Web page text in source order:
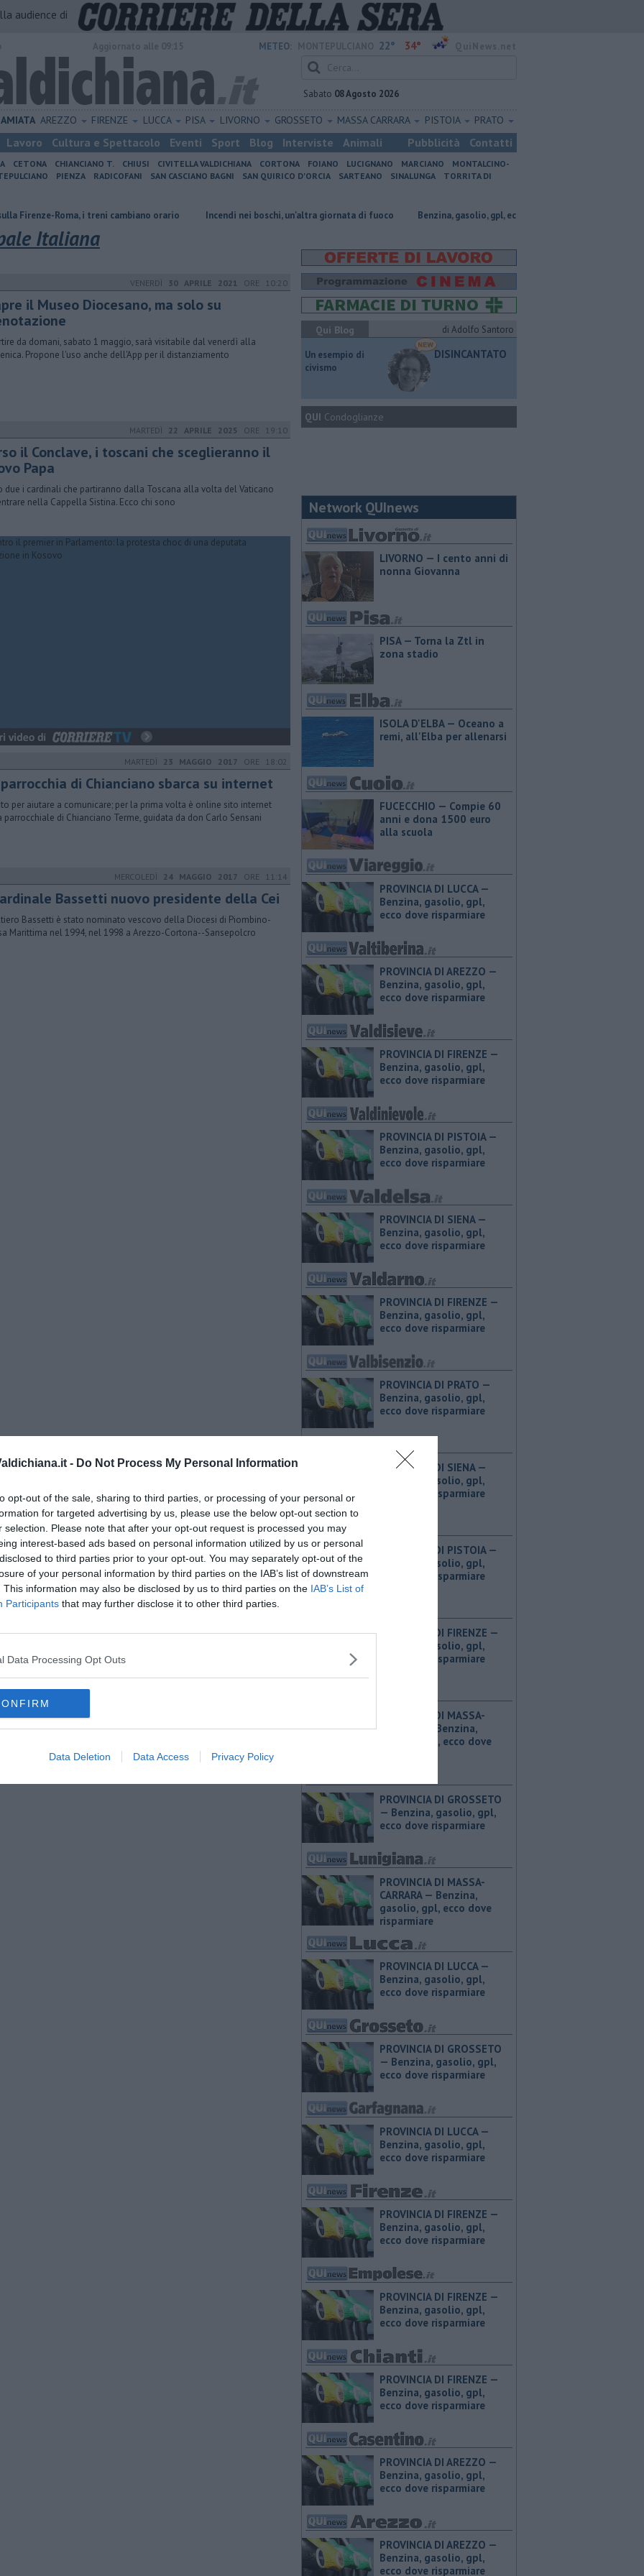
- Do Not Process My Personal Information
opt-out of the sale, sharing to third parties, or processing of your personal or
for targeted advertising by us, please use the below opt-out section to
selection. Please note that after your opt-out request is processed you may
interest-based ads based on personal information utilized by us or personal
to third parties prior to your opt-out. You may separately opt-out of the
of your personal information by third parties on the IAB’s list of downstream
This information may also be disclosed by us to third parties on the IAB’s List of
Participants that may further disclose it to other third parties.
Data Processing Opt Outs
Data Deletion Data Access Privacy Policy
audience di
METEO: 22° 34°
Sabato 08 Agosto 2026
AMIATA AREZZO FIRENZE LUCCA PISA LIVORNO GROSSETO MASSA CARRARA PISTOIA PRATO
Lavoro Cultura e Spettacolo Eventi Sport Blog Interviste Animali Pubblicità Contatti
CETONA CHIANCIANO T. CHIUSI CIVITELLA VALDICHIANA CORTONA FOIANO LUCIGNANO MARCIANO
MONTALCINO-
PIENZA RADICOFANI SAN CASCIANO BAGNI SAN QUIRICO D'ORCIA SARTEANO SINALUNGA
TORRITA DI
i treni cambiano orario Incendi nei boschi, un'altra giornata di fuoco ​Benzina, gasolio, gpl, ecco dove risparmiare
Italiana
VENERDÌ 30 APRILE 2021 ORE 10:20
il Museo Diocesano, ma solo su
da domani, sabato 1 maggio, sarà visitabile dal venerdì alla
Propone l'uso anche dell'App per il distanziamento
MARTEDÌ 22 APRILE 2025 ORE 19:10
il Conclave, i toscani che sceglieranno il
Papa
due i cardinali che partiranno dalla Toscana alla volta del Vaticano
nella Cappella Sistina. Ecco chi sono
MARTEDÌ 23 MAGGIO 2017 ORE 18:02
di Chianciano sbarca su internet
per aiutare a comunicare; per la prima volta è online sito internet
parrocchiale di Chianciano Terme, guidata da don Carlo Sensani
MERCOLEDÌ 24 MAGGIO 2017 ORE 11:14
Bassetti nuovo presidente della Cei
Bassetti è stato nominato vescovo della Diocesi di Piombino-
Marittima nel 1994, nel 1998 a Arezzo-Cortona--Sansepolcro
Qui Blog di Adolfo Santoro
​Un esempio di
civismo
DISINCANTATO
QUI Condoglianze
Network QUInews
LIVORNO — I cento anni di
nonna Giovanna
PISA — Torna la Ztl in
zona stadio
ISOLA D'ELBA — Oceano a
remi, all'Elba per allenarsi
FUCECCHIO — Compie 60
anni e dona 1500 euro
alla scuola
PROVINCIA DI LUCCA — ​
Benzina, gasolio, gpl,
ecco dove risparmiare
PROVINCIA DI AREZZO — ​
Benzina, gasolio, gpl,
ecco dove risparmiare
PROVINCIA DI FIRENZE — ​
Benzina, gasolio, gpl,
ecco dove risparmiare
PROVINCIA DI PISTOIA — ​
Benzina, gasolio, gpl,
ecco dove risparmiare
PROVINCIA DI SIENA — ​
Benzina, gasolio, gpl,
ecco dove risparmiare
PROVINCIA DI FIRENZE — ​
Benzina, gasolio, gpl,
ecco dove risparmiare
PROVINCIA DI PRATO — ​
Benzina, gasolio, gpl,
ecco dove risparmiare
PROVINCIA DI SIENA — ​
Benzina, gasolio, gpl,
ecco dove risparmiare
PROVINCIA DI PISTOIA — ​
Benzina, gasolio, gpl,
ecco dove risparmiare
PROVINCIA DI FIRENZE — ​
Benzina, gasolio, gpl,
ecco dove risparmiare
PROVINCIA DI MASSA-
CARRARA — ​Benzina,
gasolio, gpl, ecco dove
PROVINCIA DI GROSSETO
— ​Benzina, gasolio, gpl,
ecco dove risparmiare
PROVINCIA DI MASSA-
CARRARA — ​Benzina,
gasolio, gpl, ecco dove
risparmiare
PROVINCIA DI LUCCA — ​
Benzina, gasolio, gpl,
ecco dove risparmiare
PROVINCIA DI GROSSETO
— ​Benzina, gasolio, gpl,
ecco dove risparmiare
PROVINCIA DI LUCCA — ​
Benzina, gasolio, gpl,
ecco dove risparmiare
PROVINCIA DI FIRENZE — ​
Benzina, gasolio, gpl,
ecco dove risparmiare
PROVINCIA DI FIRENZE — ​
Benzina, gasolio, gpl,
ecco dove risparmiare
PROVINCIA DI FIRENZE — ​
Benzina, gasolio, gpl,
ecco dove risparmiare
PROVINCIA DI AREZZO — ​
Benzina, gasolio, gpl,
ecco dove risparmiare
PROVINCIA DI AREZZO — ​
Benzina, gasolio, gpl,
ecco dove risparmiare